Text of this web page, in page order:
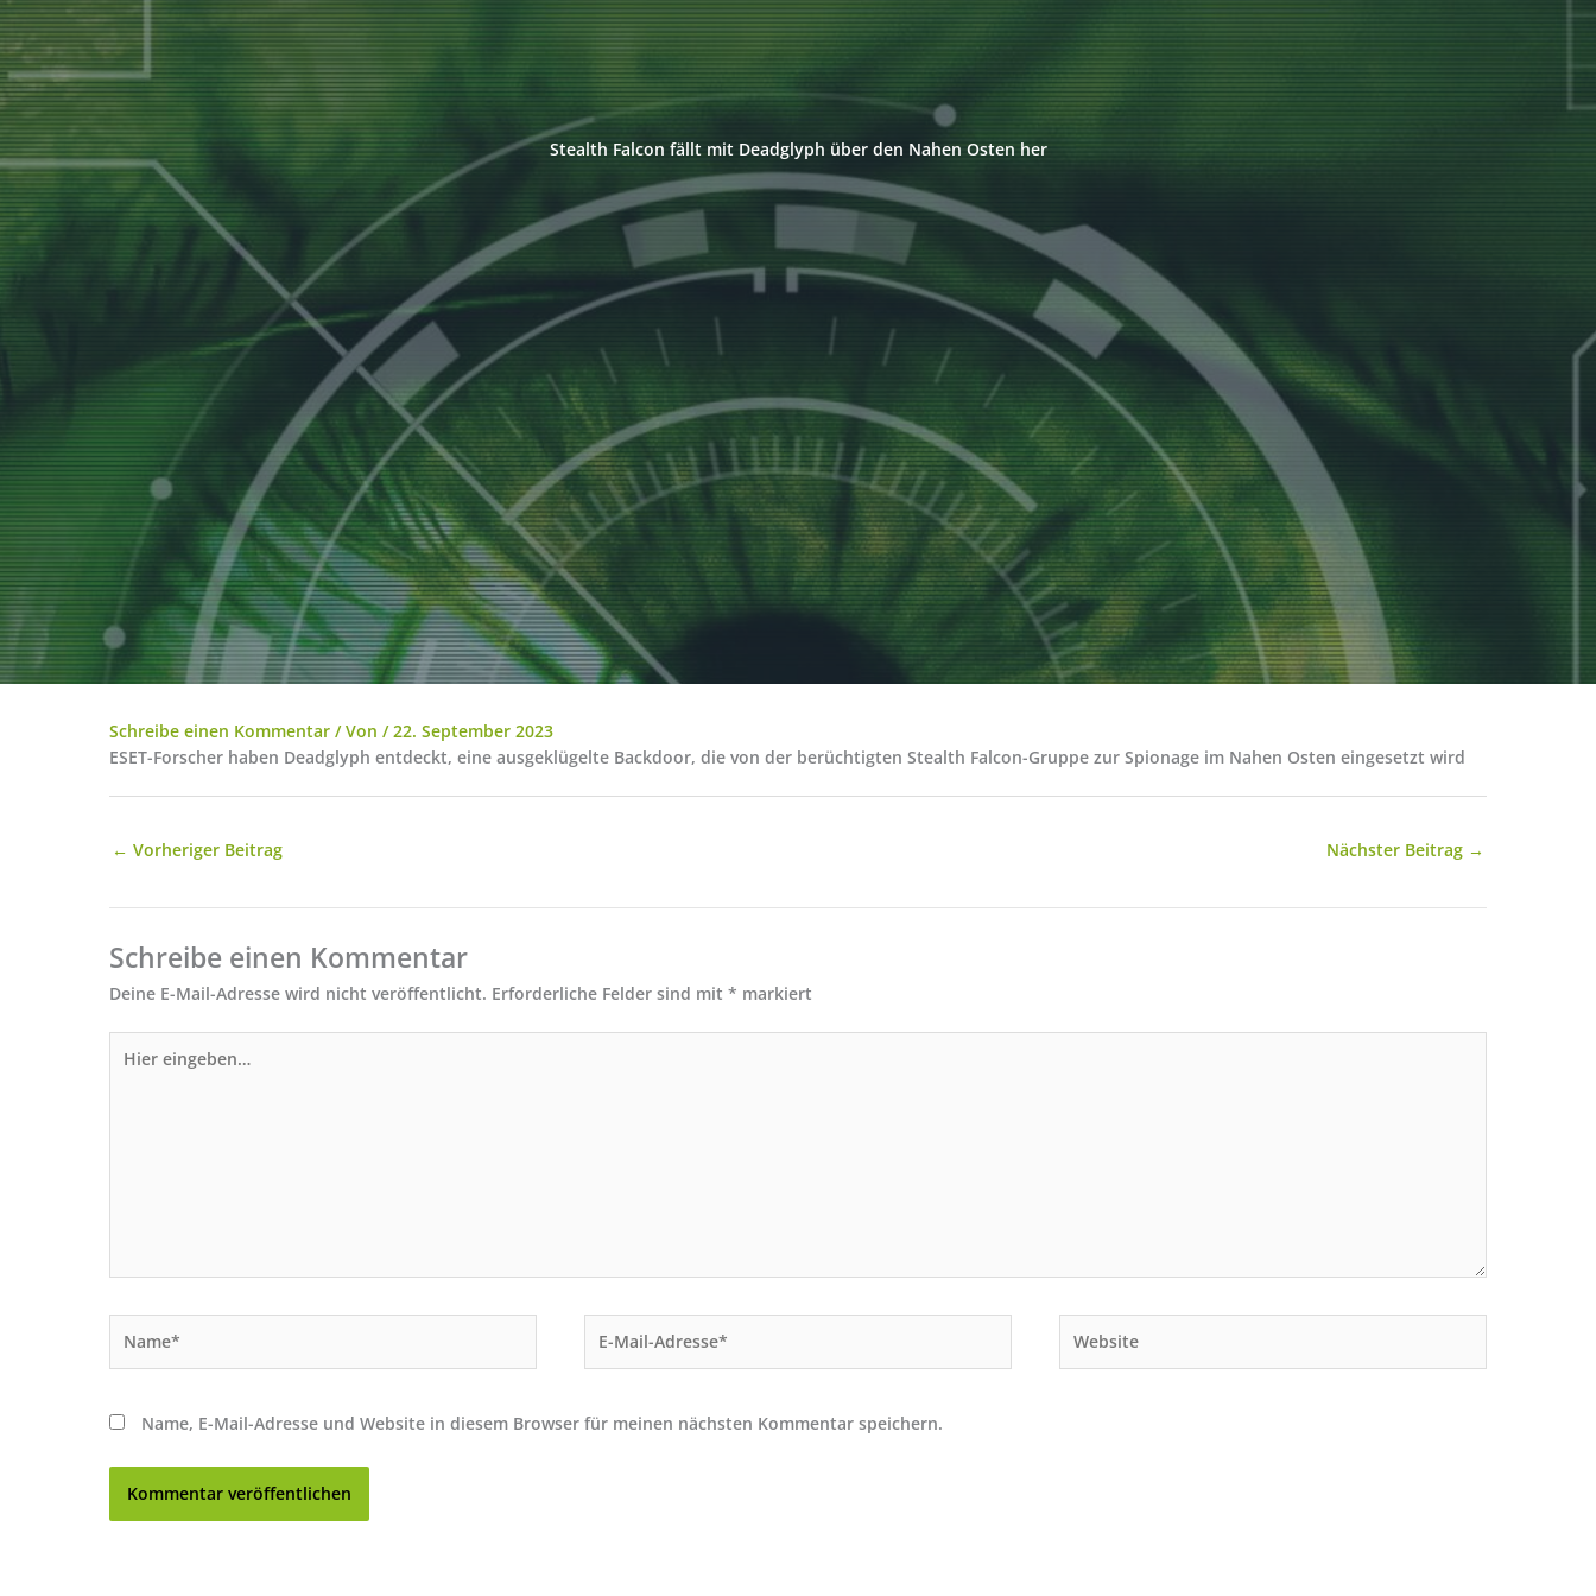
Stealth Falcon fällt mit Deadglyph über den Nahen Osten her
Schreibe einen Kommentar / Von /22. September 2023
ESET-Forscher haben Deadglyph entdeckt, eine ausgeklügelte Backdoor, die von der berüchtigten Stealth Falcon-Gruppe zur Spionage im Nahen Osten eingesetzt wird
← Vorheriger Beitrag Nächster Beitrag →
Schreibe einen Kommentar
Deine E-Mail-Adresse wird nicht veröffentlicht. Erforderliche Felder sind mit * markiert
eingeben…
Mail-
Name, E-Mail-Adresse und Website in diesem Browser für meinen nächsten Kommentar speichern.